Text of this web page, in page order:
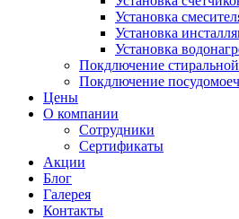
Установка
Установка
Установка
Покдлючение
Покдлючение
Цены
О компании
Сотрудники
Сертификаты
Акции
Блог
Галерея
Контакты